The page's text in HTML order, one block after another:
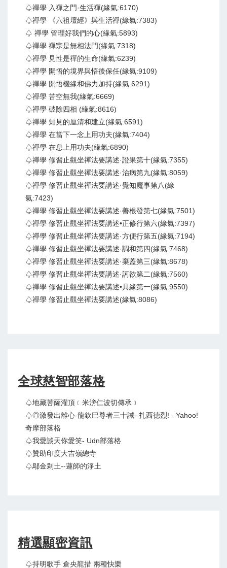
♤禪學 入禪之門·生活禪(緣氣:6170)
♤禪學 《六祖壇經》與生活禪(緣氣:7383)
♤ 禪學 管理好我們的心(緣氣:5893)
♤禪學 禪宗是無相法門(緣氣:7318)
♤禪學 見性是禪的生命(緣氣:6239)
♤禪學 開悟的境界與悟後保任(緣氣:9109)
♤禪學 開悟機緣和佛力加持(緣氣:6291)
♤禪學 苦空無我(緣氣:6669)
♤禪學 破除四相 (緣氣:8616)
♤禪學 知見的厘清和建立(緣氣:6591)
♤禪學 在當下一念上用功夫(緣氣:7404)
♤禪學 在息上用功夫(緣氣:6890)
♤禪學 修習止觀坐禪法要講述·證果第十(緣氣:7355)
♤禪學 修習止觀坐禪法要講述·治病第九(緣氣:8059)
♤禪學 修習止觀坐禪法要講述·覺知魔事第八(緣
氣:7423)
♤禪學 修習止觀坐禪法要講述·善根發第七(緣氣:7501)
♤禪學 修習止觀坐禪法要講述•正修行第六(緣氣:7397)
♤禪學 修習止觀坐禪法要講述·方便行第五(緣氣:7194)
♤禪學 修習止觀坐禪法要講述·調和第四(緣氣:7468)
♤禪學 修習止觀坐禪法要講述·棄蓋第三(緣氣:8678)
♤禪學 修習止觀坐禪法要講述·訶欲第二(緣氣:7560)
♤禪學 修習止觀坐禪法要講述•具緣第一(緣氣:9550)
♤禪學 修習止觀坐禪法要講述(緣氣:8086)
全球慈智部落格
♤地藏菩薩灌頂﹝米滂仁波切傳承﹞
♤◎激發出離心-龍欽巴尊者三十誡- 扎西德烈! - Yahoo!
奇摩部落格
♤我愛談天你愛笑- Udn部落格
♤贊助印度大吉嶺總寺
♤鄔金剎土--蓮師的淨土
精選顯密資訊
♤持明歌手 倉央龍措 兩種快樂